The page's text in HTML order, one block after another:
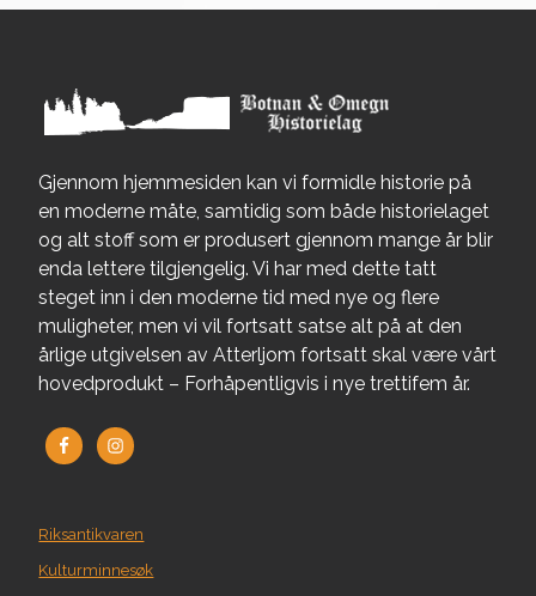
Gjennom hjemmesiden kan vi formidle historie på
en moderne måte, samtidig som både historielaget
og alt stoff som er produsert gjennom mange år blir
enda lettere tilgjengelig. Vi har med dette tatt
steget inn i den moderne tid med nye og flere
muligheter, men vi vil fortsatt satse alt på at den
årlige utgivelsen av Atterljom fortsatt skal være vårt
hovedprodukt – Forhåpentligvis i nye trettifem år.
Riksantikvaren
Kulturminnesøk